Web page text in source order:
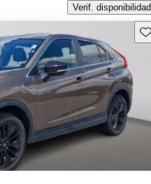
Verif. disponibilidad